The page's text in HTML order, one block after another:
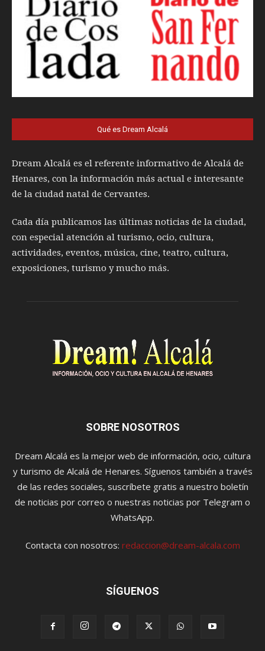
Qué es Dream Alcalá
Dream Alcalá es el referente informativo de Alcalá de
Henares, con la información más actual e interesante
de la ciudad natal de Cervantes.
Cada día publicamos las últimas noticias de la ciudad,
con especial atención al turismo, ocio, cultura,
actividades, eventos, música, cine, teatro, cultura,
exposiciones, turismo y mucho más.
SOBRE NOSOTROS
Dream Alcalá es la mejor web de información, ocio, cultura
y turismo de Alcalá de Henares. Síguenos también a través
de las redes sociales, suscríbete gratis a nuestro boletín
de noticias por correo o nuestras noticias por Telegram o
WhatsApp.
Contacta con nosotros: redaccion@dream-alcala.com
SÍGUENOS